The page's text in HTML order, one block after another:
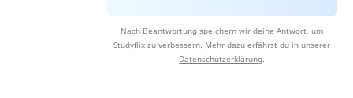
Nach Beantwortung speichern wir deine Antwort, um
Studyflix zu verbessern. Mehr dazu erfährst du in unserer
Datenschutzerklärung